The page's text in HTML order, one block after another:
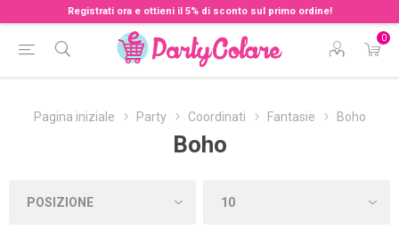
Registrati ora e ottieni il 5% di sconto sul primo ordine!
0
Pagina iniziale Party Coordinati Fantasie Boho
Boho